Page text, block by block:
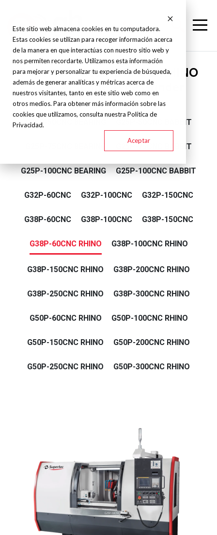
Este sitio web almacena cookies en tu computadora.
Estas cookies se utilizan para recoger información acerca
de la manera en que interactúas con nuestro sitio web y
nos permiten recordarte. Utilizamos esta información
para mejorar y personalizar tu experiencia de búsqueda,
además de generar analíticas y métricas acerca de
nuestros visitantes, tanto en este sitio web como en
otros medios. Para obtener más información sobre las
cookies que utilizamos, consulta nuestra Política de
Privacidad.
Aceptar
Supertec - CYLINDRICAL RHINO
CNC - Plunge Type Grinder
G25P-50CNC BEARING G25P-50CNC BABBIT
G25P-75CNC BABBIT
G25P-100CNC BEARING G25P-100CNC BABBIT
G32P-60CNC G32P-100CNC G32P-150CNC
G38P-60CNC G38P-100CNC G38P-150CNC
G38P-60CNC RHINO G38P-100CNC RHINO
G38P-150CNC RHINO G38P-200CNC RHINO
G38P-250CNC RHINO G38P-300CNC RHINO
G50P-60CNC RHINO G50P-100CNC RHINO
G50P-150CNC RHINO G50P-200CNC RHINO
G50P-250CNC RHINO G50P-300CNC RHINO